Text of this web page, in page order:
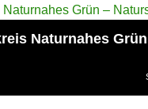
Naturnahes